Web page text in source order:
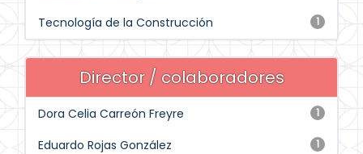
1
Tecnología de la Construcción
Director / colaboradores
1
Dora Celia Carreón Freyre
1
Eduardo Rojas González